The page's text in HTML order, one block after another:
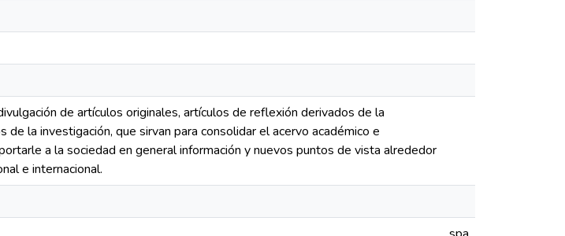
de artículos originales, artículos de reflexión derivados de la
la investigación, que sirvan para consolidar el acervo académico e
a la sociedad en general información y nuevos puntos de vista alrededor
e internacional.